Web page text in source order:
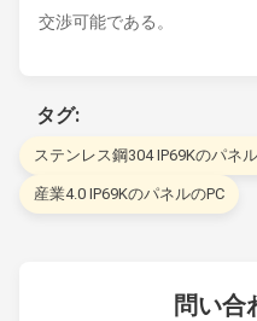
交渉可能である。
タグ:
ステンレス鋼304 IP69Kのパネ
産業4.0 IP69KのパネルのPC
問い合